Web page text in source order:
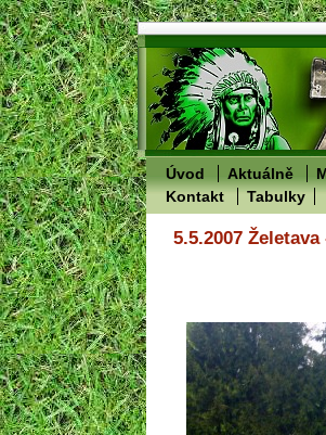
Úvod Aktuálně
Kontakt
Tabulky
5.5.2007